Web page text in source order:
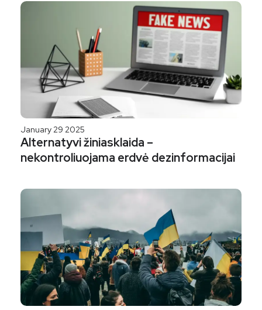
January 29 2025
Alternatyvi žiniasklaida –
nekontroliuojama erdvė dezinformacijai